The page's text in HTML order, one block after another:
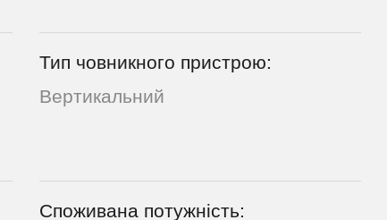
Тип човникного пристрою:
Вертикальний
Споживана потужність: